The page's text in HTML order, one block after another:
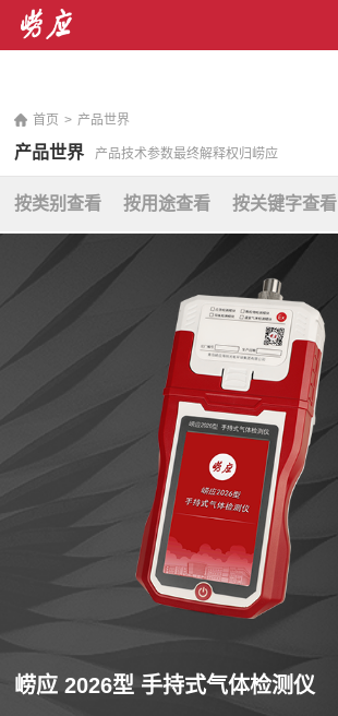
首页 > 产品世界
产品世界 产品技术参数最终解释权归崂应
按类别查看 按用途查看 按关键字查看
崂应 2026型 手持式气体检测仪